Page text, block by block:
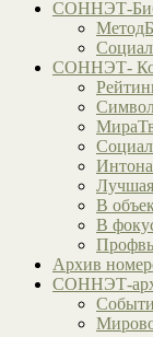
СОННЭТ-
СОННЭТ-
В
В
Архив
СОННЭТ-